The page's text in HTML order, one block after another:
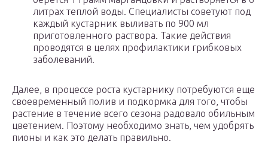
литрах теплой воды. Специалисты советуют под
каждый кустарник выливать по 900 мл
приготовленного раствора. Такие действия
проводятся в целях профилактики грибковых
заболеваний.
Далее, в процессе роста кустарнику потребуются еще
своевременный полив и подкормка для того, чтобы
растение в течение всего сезона радовало обильным
цветением. Поэтому необходимо знать, чем удобрять
пионы и как это делать правильно.